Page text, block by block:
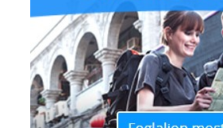
függönyöket a lakásban.